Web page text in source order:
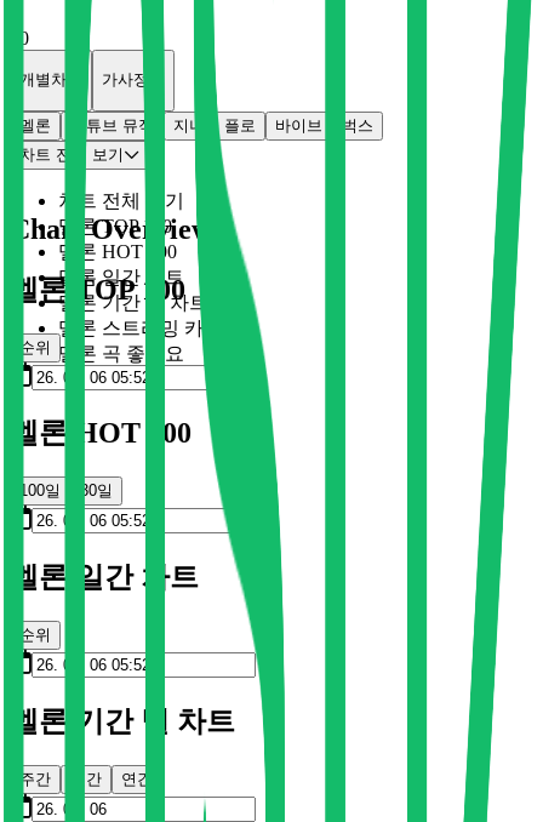
0
개별차트 가사정보
멜론 유튜브 뮤직 지니 플로 바이브
벅스
차트 전체 보기
차트 전체 보기
멜론 TOP 100
멜론 HOT 100
멜론 일간 차트
멜론 기간 별 차트
멜론 스트리밍 카드
멜론 곡 좋아요
Chart Overview
멜론 TOP 100
순위
멜론 HOT 100
100일 30일
멜론 일간 차트
순위
멜론 기간 별 차트
주간 월간 연간